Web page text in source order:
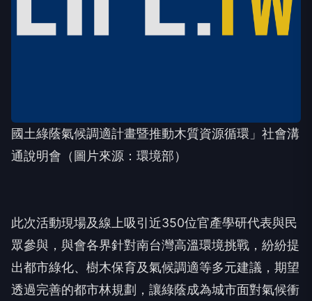
國土綠蔭氣候調適計畫暨推動木質資源循環」社會溝
通說明會（圖片來源：環境部）
此次活動現場及線上吸引近350位官產學研代表與民
眾參與，與會各界針對南台灣高溫環境挑戰，紛紛提
出都市綠化、樹木保育及氣候調適等多元建議，期望
透過完善的都市林規劃，讓綠蔭成為城市面對氣候衝